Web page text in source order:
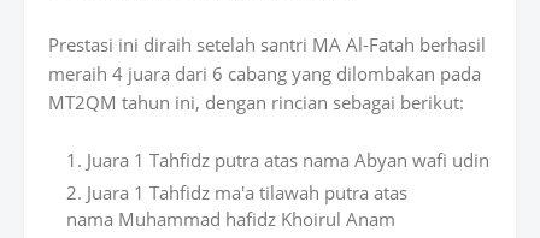
Prestasi ini diraih setelah santri MA Al-Fatah berhasil
meraih 4 juara dari 6 cabang yang dilombakan pada
MT2QM tahun ini, dengan rincian sebagai berikut:
Juara 1 Tahfidz putra atas nama Abyan wafi udin
Juara 1 Tahfidz ma'a tilawah putra atas
nama Muhammad hafidz Khoirul Anam